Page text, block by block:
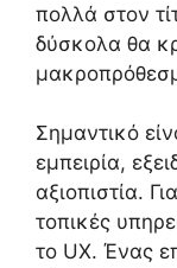
πολλά στον
δύσκολα θα
Σημαντικό
εμπειρία,
αξιοπιστία.
τοπικές
το UX. Ένας